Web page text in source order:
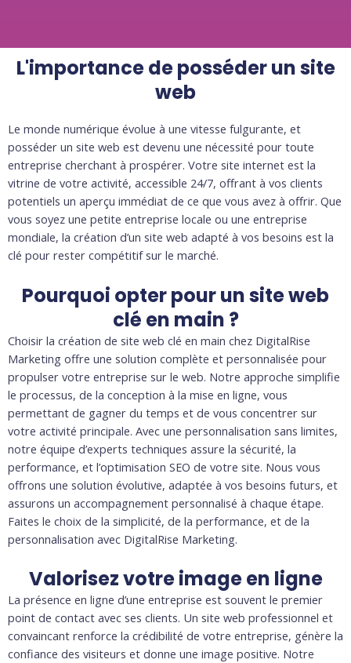
L'importance de posséder un site
web
Le monde numérique évolue à une vitesse fulgurante, et
posséder un site web est devenu une nécessité pour toute
entreprise cherchant à prospérer. Votre site internet est la
vitrine de votre activité, accessible 24/7, offrant à vos clients
potentiels un aperçu immédiat de ce que vous avez à offrir. Que
vous soyez une petite entreprise locale ou une entreprise
mondiale, la création d’un site web adapté à vos besoins est la
clé pour rester compétitif sur le marché.
Pourquoi opter pour un site web
clé en main ?
Choisir la création de site web clé en main chez DigitalRise
Marketing offre une solution complète et personnalisée pour
propulser votre entreprise sur le web. Notre approche simplifie
le processus, de la conception à la mise en ligne, vous
permettant de gagner du temps et de vous concentrer sur
votre activité principale. Avec une personnalisation sans limites,
notre équipe d’experts techniques assure la sécurité, la
performance, et l’optimisation SEO de votre site. Nous vous
offrons une solution évolutive, adaptée à vos besoins futurs, et
assurons un accompagnement personnalisé à chaque étape.
Faites le choix de la simplicité, de la performance, et de la
personnalisation avec DigitalRise Marketing.
Valorisez votre image en ligne
La présence en ligne d’une entreprise est souvent le premier
point de contact avec ses clients. Un site web professionnel et
convaincant renforce la crédibilité de votre entreprise, génère la
confiance des visiteurs et donne une image positive. Notre